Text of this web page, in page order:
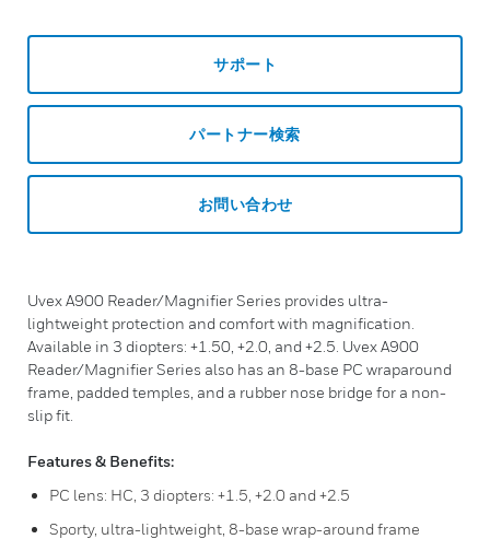
サポート
パートナー検索
お問い合わせ
Uvex A900 Reader/Magnifier Series provides ultra-
lightweight protection and comfort with magnification.
Available in 3 diopters: +1.50, +2.0, and +2.5. Uvex A900
Reader/Magnifier Series also has an 8-base PC wraparound
frame, padded temples, and a rubber nose bridge for a non-
slip fit.
Features & Benefits:
PC lens: HC, 3 diopters: +1.5, +2.0 and +2.5
Sporty, ultra-lightweight, 8-base wrap-around frame